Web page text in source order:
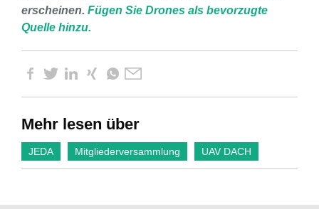
erscheinen. Fügen Sie Drones als bevorzugte
Quelle hinzu.
Mehr lesen über
JEDA Mitgliederversammlung UAV DACH